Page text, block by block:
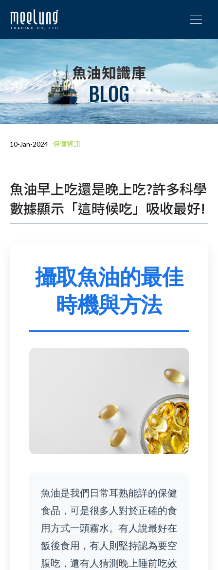
魚油知識庫
BLOG
10-Jan-2024 保健資訊
魚油早上吃還是晚上吃?許多科學
數據顯示「這時候吃」吸收最好!
攝取魚油的最佳
時機與方法
魚油是我們日常耳熟能詳的保健
食品，可是很多人對於正確的食
用方式一頭霧水。有人說最好在
飯後食用，有人則堅持認為要空
腹吃，還有人猜測晚上睡前吃效